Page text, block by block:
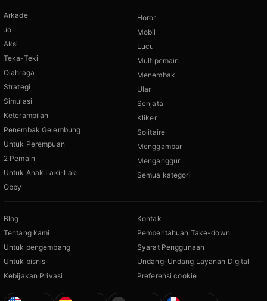
Arkade
.io
Aksi
Teka-Teki
Olahraga
Strategi
Simulasi
Keterampilan
Penembak Gelembung
Untuk Perempuan
2 Pemain
Untuk Anak Laki-Laki
Obby
Horor
Mobil
Lucu
Multipemain
Menembak
Ular
Senjata
Kliker
Solitaire
Menggambar
Menganggur
Semua kategori
Blog
Tentang kami
Untuk pengembang
Untuk bisnis
Kebijakan Privasi
Kontak
Pemberitahuan Take-down
Syarat Penggunaan
Undang-Undang Layanan Digital
Preferensi cookie